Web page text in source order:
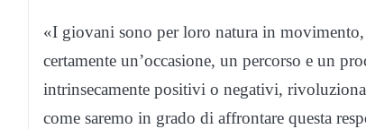
«I giovani sono per loro natura in
certamente un’occasione, un percorso e un
intrinsecamente positivi o negativi,
come saremo in grado di affrontare questa